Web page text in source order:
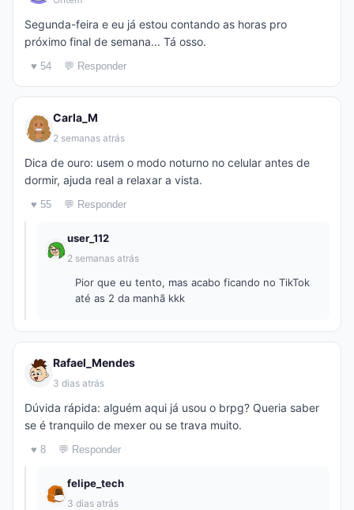
Segunda-feira e eu já estou contando as horas pro
próximo final de semana... Tá osso.
♥ 54 💬 Responder
Carla_M
2 semanas atrás
Dica de ouro: usem o modo noturno no celular antes de
dormir, ajuda real a relaxar a vista.
♥ 55 💬 Responder
user_112
2 semanas atrás
Pior que eu tento, mas acabo ficando no TikTok
até as 2 da manhã kkk
Rafael_Mendes
3 dias atrás
Dúvida rápida: alguém aqui já usou o brpg? Queria saber
se é tranquilo de mexer ou se trava muito.
♥ 8 💬 Responder
felipe_tech
3 dias atrás